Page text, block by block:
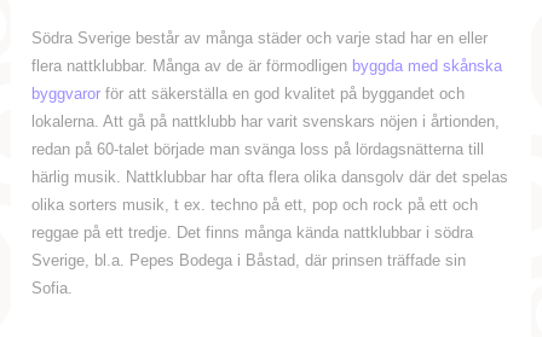
Södra Sverige består av många städer och varje stad har en eller
flera nattklubbar. Många av de är förmodligen byggda med skånska
byggvaror för att säkerställa en god kvalitet på byggandet och
lokalerna. Att gå på nattklubb har varit svenskars nöjen i årtionden,
redan på 60-talet började man svänga loss på lördagsnätterna till
härlig musik. Nattklubbar har ofta flera olika dansgolv där det spelas
olika sorters musik, t ex. techno på ett, pop och rock på ett och
reggae på ett tredje. Det finns många kända nattklubbar i södra
Sverige, bl.a. Pepes Bodega i Båstad, där prinsen träffade sin
Sofia.